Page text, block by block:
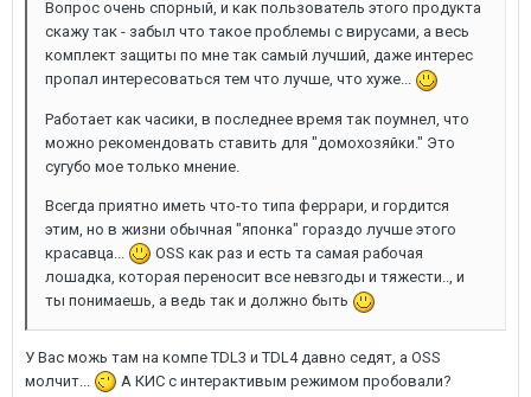
Вопрос очень спорный, и как пользователь этого продукта
скажу так - забыл что такое проблемы с вирусами, а весь
комплект защиты по мне так самый лучший, даже интерес
пропал интересоваться тем что лучше, что хуже...
Работает как часики, в последнее время так поумнел, что
можно рекомендовать ставить для "домохозяйки." Это
сугубо мое только мнение.
Всегда приятно иметь что-то типа феррари, и гордится
этим, но в жизни обычная "японка" гораздо лучше этого
красавца...
OSS как раз и есть та самая рабочая
лошадка, которая переносит все невзгоды и тяжести.., и
ты понимаешь, а ведь так и должно быть
У Вас можь там на компе TDL3 и TDL4 давно седят, а OSS
молчит...
А КИС с интерактивым режимом пробовали?